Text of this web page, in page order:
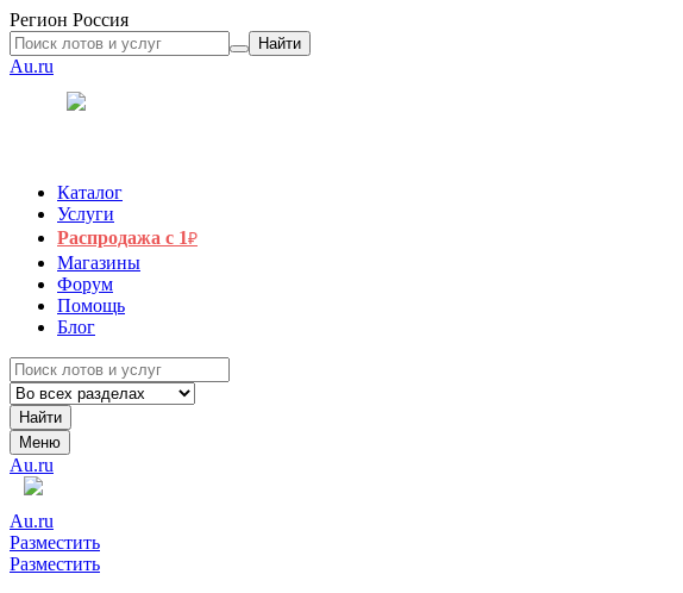
Регион Россия
Найти
Au.ru
Каталог
Услуги
Распродажа с 1₽
Магазины
Форум
Помощь
Блог
Найти
Меню
Au.ru
Au.ru
Разместить
Разместить